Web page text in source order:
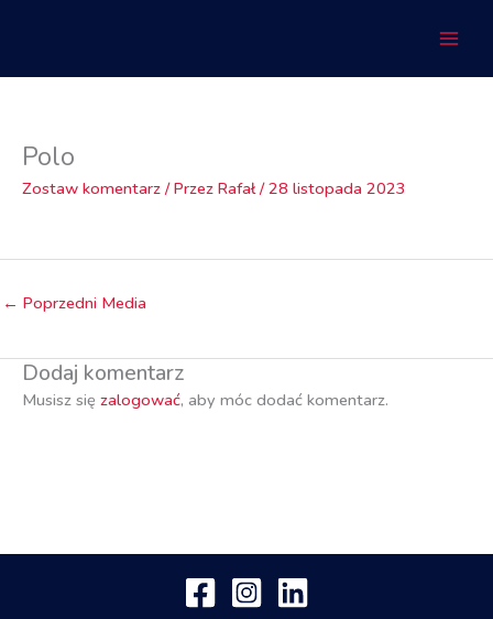
Polo
Zostaw komentarz / Przez Rafał/28 listopada 2023
← Poprzedni Media
Dodaj komentarz
Musisz się zalogować, aby móc dodać komentarz.